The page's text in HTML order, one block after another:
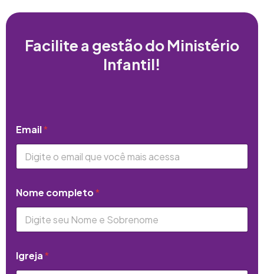
Facilite a gestão do Ministério
Infantil!
Email*
Nome completo*
Igreja*